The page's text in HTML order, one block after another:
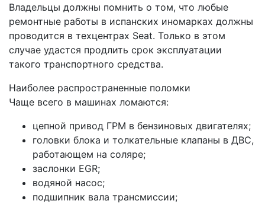
Владельцы должны помнить о том, что любые
ремонтные работы в испанских иномарках должны
проводится в техцентрах Seat. Только в этом
случае удастся продлить срок эксплуатации
такого транспортного средства.
Наиболее распространенные поломки
Чаще всего в машинах ломаются:
цепной привод ГРМ в бензиновых двигателях;
головки блока и толкательные клапаны в ДВС,
работающем на соляре;
заслонки EGR;
водяной насос;
подшипник вала трансмиссии;